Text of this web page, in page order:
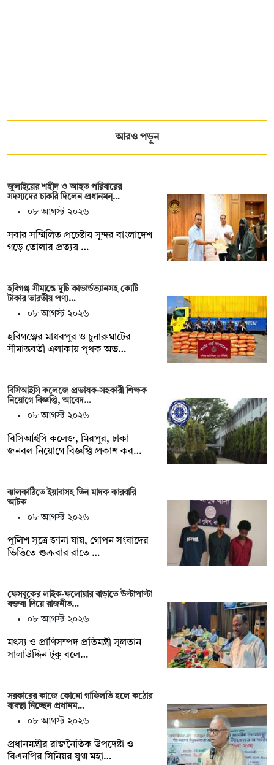
আরও পড়ুন
জুলাইয়ের শহীদ ও আহত পরিবারের
সদস্যদের চাকরি দিলেন প্রধানমন্…
০৮ আগস্ট ২০২৬
সবার সম্মিলিত প্রচেষ্টায় সুন্দর বাংলাদেশ
গড়ে তোলার প্রত্যয় …
হবিগঞ্জ সীমান্তে দুটি কাভার্ডভ্যানসহ কোটি
টাকার ভারতীয় পণ্য…
০৮ আগস্ট ২০২৬
হবিগঞ্জের মাধবপুর ও চুনারুঘাটের
সীমান্তবর্তী এলাকায় পৃথক অভ…
বিসিআইসি কলেজে প্রভাষক-সহকারী শিক্ষক
নিয়োগে বিজ্ঞপ্তি, আবেদ…
০৮ আগস্ট ২০২৬
বিসিআইসি কলেজ, মিরপুর, ঢাকা
জনবল নিয়োগে বিজ্ঞপ্তি প্রকাশ কর…
ঝালকাঠিতে ইয়াবাসহ তিন মাদক কারবারি
আটক
০৮ আগস্ট ২০২৬
পুলিশ সূত্রে জানা যায়, গোপন সংবাদের
ভিত্তিতে শুক্রবার রাতে …
ফেসবুকের লাইক-ফলোয়ার বাড়াতে উল্টাপাল্টা
বক্তব্য দিয়ে রাজনীত…
০৮ আগস্ট ২০২৬
মৎস্য ও প্রাণিসম্পদ প্রতিমন্ত্রী সুলতান
সালাউদ্দিন টুকু বলে…
সরকারের কাজে কোনো গাফিলতি হলে কঠোর
ব্যবস্থা নিচ্ছেন প্রধানম…
০৮ আগস্ট ২০২৬
প্রধানমন্ত্রীর রাজনৈতিক উপদেষ্টা ও
বিএনপির সিনিয়র যুগ্ম মহা…